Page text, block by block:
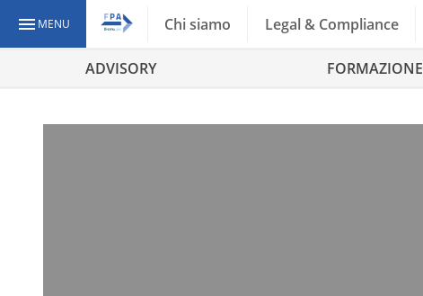
MENU Chi siamo Legal & Compliance
ADVISORY FORMAZIONE